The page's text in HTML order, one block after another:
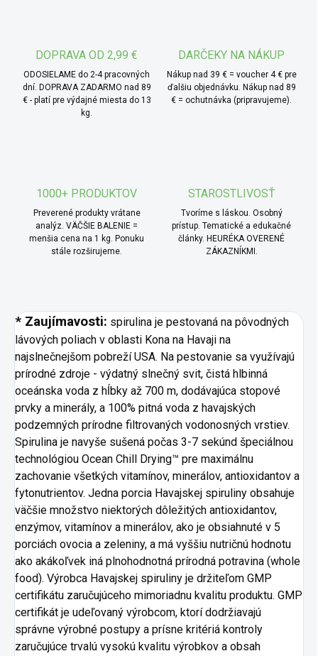
DOPRAVA OD 2,99 €
ODOSIELAME do 2-4 pracovných
dní. DOPRAVA ZADARMO nad 89
€ - platí pre výdajné miesta do 13
kg.
DARČEKY NA NÁKUP
Nákup nad 39 € = voucher 4 € pre
ďalšiu objednávku. Nákup nad 89
€ = ochutnávka (pripravujeme).
1000+ PRODUKTOV
Preverené produkty vrátane
analýz. VÄČŠIE BALENIE =
menšia cena na 1 kg. Ponuku
stále rozširujeme.
STAROSTLIVOSŤ
Tvoríme s láskou. Osobný
prístup. Tematické a edukačné
články. HEURÉKA OVERENÉ
ZÁKAZNÍKMI.
* Zaujímavosti: spirulina je pestovaná na pôvodných
lávových poliach v oblasti Kona na Havaji na
najslnečnejšom pobreží USA. Na pestovanie sa využívajú
prírodné zdroje - výdatný slnečný svit, čistá hlbinná
oceánska voda z hĺbky až 700 m, dodávajúca stopové
prvky a minerály, a 100% pitná voda z havajských
podzemných prírodne filtrovaných vodonosných vrstiev.
Spirulina je navyše sušená počas 3-7 sekúnd špeciálnou
technológiou Ocean Chill Drying™ pre maximálnu
zachovanie všetkých vitamínov, minerálov, antioxidantov a
fytonutrientov. Jedna porcia Havajskej spiruliny obsahuje
väčšie množstvo niektorých dôležitých antioxidantov,
enzýmov, vitamínov a minerálov, ako je obsiahnuté v 5
porciách ovocia a zeleniny, a má vyššiu nutričnú hodnotu
ako akákoľvek iná plnohodnotná prírodná potravina (whole
food). Výrobca Havajskej spiruliny je držiteľom GMP
certifikátu zaručujúceho mimoriadnu kvalitu produktu. GMP
certifikát je udeľovaný výrobcom, ktorí dodržiavajú
správne výrobné postupy a prísne kritériá kontroly
zaručujúce trvalú vysokú kvalitu výrobkov a obsah